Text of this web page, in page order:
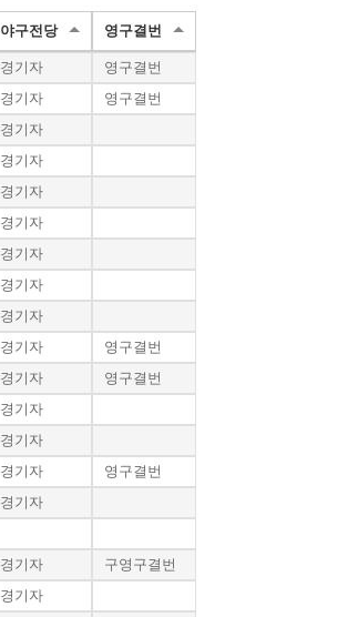
야구전당 영구결번
경기자
영구결번
경기자
영구결번
경기자
경기자
경기자
경기자
경기자
경기자
경기자
경기자
영구결번
경기자
영구결번
경기자
경기자
경기자
영구결번
경기자
경기자
구영구결번
경기자